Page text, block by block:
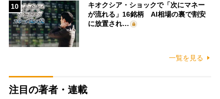
10
キオクシア・ショックで「次にマネー
が流れる」16銘柄 AI相場の裏で割安
に放置され…
一覧を見る
注目の著者・連載